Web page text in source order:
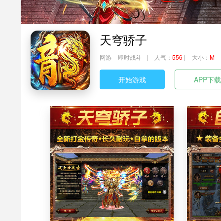
天穹骄子
网游 即时战斗 | 人气： 556 | 大小： M
开始游戏 APP下载